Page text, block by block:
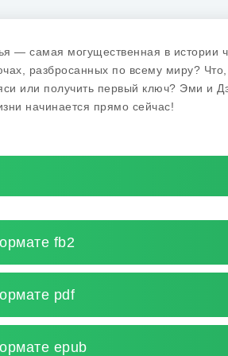
— самая могущественная в истории
разбросанных по всему миру?
или получить первый ключ? Эми и
начинается прямо сейчас!
fb2
pdf
epub